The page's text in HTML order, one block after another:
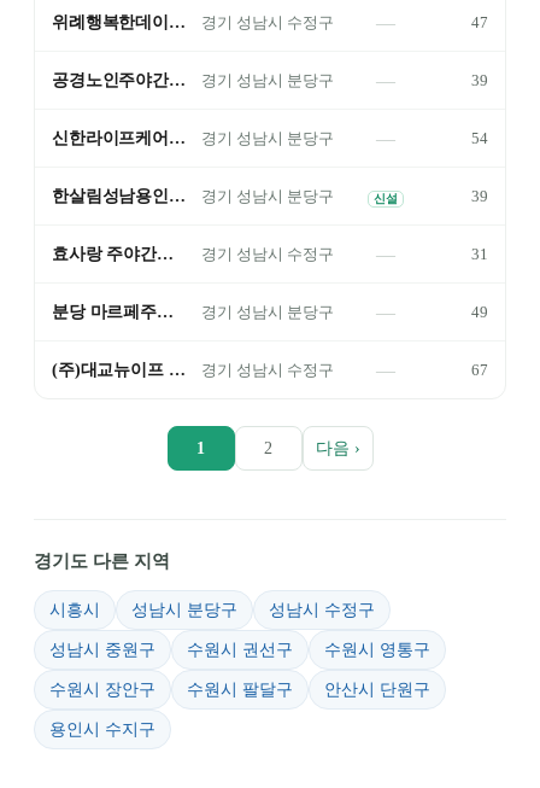
위례행복한데이케어센터 경기 성남시 수정구 — 47
공경노인주야간보호센터 야탑점 경기 성남시 분당구 — 39
신한라이프케어 분당데이케어센터 경기 성남시 분당구 — 54
한살림성남용인 주간돌봄센터 분당점 경기 성남시 분당구 신설 39
효사랑 주야간보호 경기 성남시 수정구 — 31
분당 마르페주야간보호센터 경기 성남시 분당구 — 49
(주)대교뉴이프 성남통합센터 경기 성남시 수정구 — 67
1 2 다음 ›
경기도 다른 지역
시흥시 성남시 분당구 성남시 수정구
성남시 중원구 수원시 권선구 수원시 영통구
수원시 장안구 수원시 팔달구 안산시 단원구
용인시 수지구